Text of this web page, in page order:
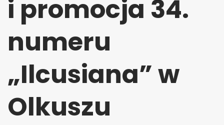
i promocja 34.
numeru
„Ilcusiana” w
Olkuszu